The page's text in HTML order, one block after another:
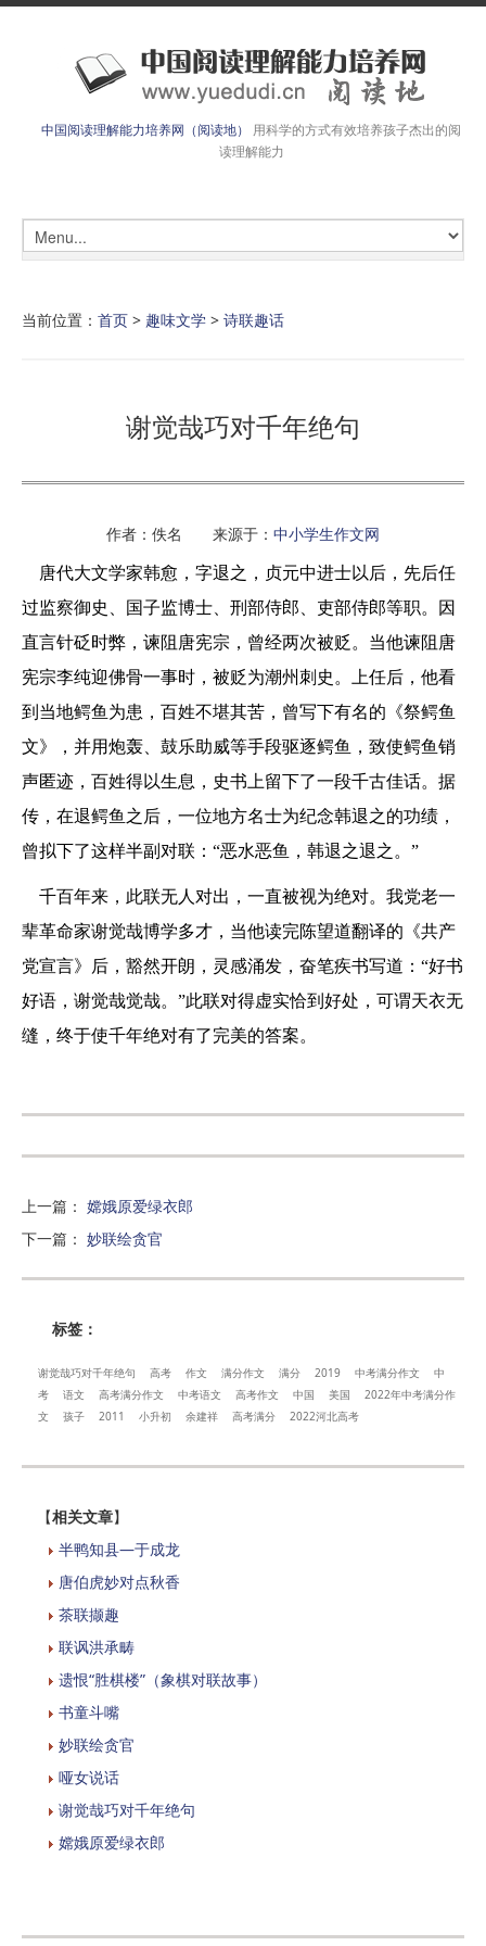
中国阅读理解能力培养网（阅读地）
用科学的方式有效培养孩子杰出的阅
读理解能力
当前位置： 首页 > 趣味文学 > 诗联趣话
谢觉哉巧对千年绝句
作者：佚名 来源于： 中小学生作文网
唐代大文学家韩愈，字退之，贞元中进士以后，先后任
过监察御史、国子监博士、刑部侍郎、吏部侍郎等职。因
直言针砭时弊，谏阻唐宪宗，曾经两次被贬。当他谏阻唐
宪宗李纯迎佛骨一事时，被贬为潮州刺史。上任后，他看
到当地鳄鱼为患，百姓不堪其苦，曾写下有名的《祭鳄鱼
文》，并用炮轰、鼓乐助威等手段驱逐鳄鱼，致使鳄鱼销
声匿迹，百姓得以生息，史书上留下了一段千古佳话。据
传，在退鳄鱼之后，一位地方名士为纪念韩退之的功绩，
曾拟下了这样半副对联：“恶水恶鱼，韩退之退之。”
千百年来，此联无人对出，一直被视为绝对。我党老一
辈革命家谢觉哉博学多才，当他读完陈望道翻译的《共产
党宣言》后，豁然开朗，灵感涌发，奋笔疾书写道：“好书
好语，谢觉哉觉哉。”此联对得虚实恰到好处，可谓天衣无
缝，终于使千年绝对有了完美的答案。
上一篇 ： 嫦娥原爱绿衣郎
下一篇 ： 妙联绘贪官
标签：
谢觉哉巧对千年绝句 高考 作文 满分作文 满分 2019 中考满分作文
中
考
语文 高考满分作文 中考语文 高考作文 中国 美国
2022年中考满分作
文
孩子 2011 小升初 余建祥 高考满分 2022河北高考
【相关文章】
半鸭知县—于成龙
唐伯虎妙对点秋香
茶联撷趣
联讽洪承畴
遗恨“胜棋楼”（象棋对联故事）
书童斗嘴
妙联绘贪官
哑女说话
谢觉哉巧对千年绝句
嫦娥原爱绿衣郎